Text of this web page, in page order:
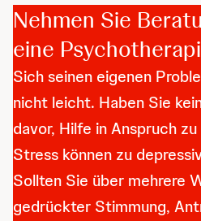
Nehmen Sie
eine
Sich seinen eigenen
nicht leicht. Haben Sie
davor, Hilfe in Anspruch
Stress können zu
Sollten Sie über mehrere
gedrückter Stimmung,